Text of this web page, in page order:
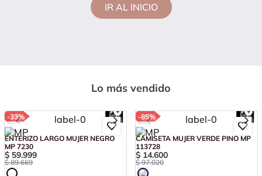
IR AL INICIO
Lo más vendido
-33%
ENTERIZO LARGO MUJER NEGRO
MP 7230
$ 59.999
$ 89.669
-85%
CAMISETA MUJER VERDE PINO MP
113728
$ 14.600
$ 97.020